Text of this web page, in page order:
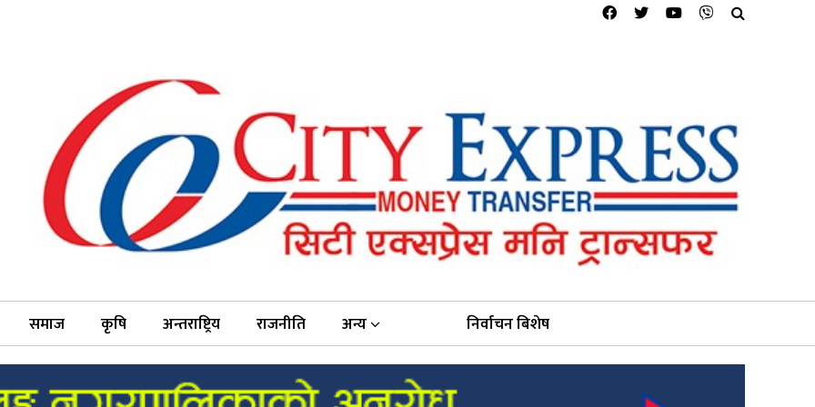
समाज कृषि अन्तराष्ट्रिय राजनीति अन्य निर्वाचन बिशेष